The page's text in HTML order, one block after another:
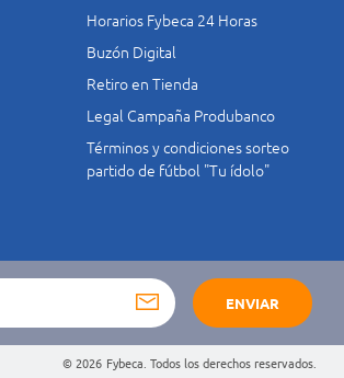
Horarios Fybeca 24 Horas
Buzón Digital
Retiro en Tienda
Legal Campaña Produbanco
Términos y condiciones sorteo
partido de fútbol "Tu ídolo"
ENVIAR
© 2026 Fybeca. Todos los derechos reservados.